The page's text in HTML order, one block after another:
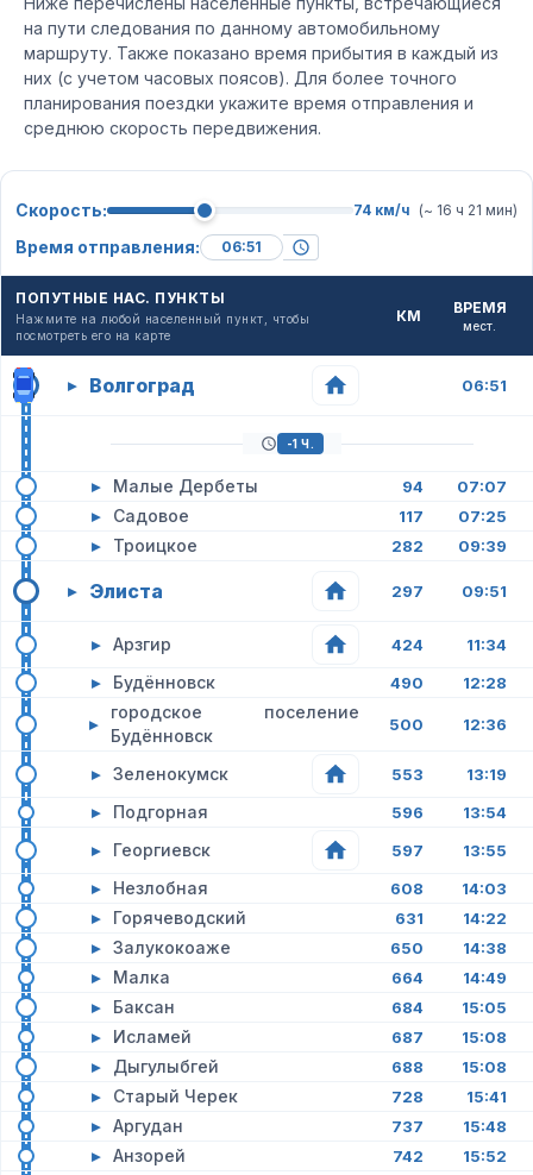
на пути следования по данному автомобильному
маршруту. Также показано время прибытия в каждый из
них (с учетом часовых поясов). Для более точного
планирования поездки укажите время отправления и
среднюю скорость передвижения.
Скорость: 74 км/ч (~ 16 ч 21 мин)
Время отправления:
ПОПУТНЫЕ НАС. ПУНКТЫ
Нажмите на любой населенный пункт, чтобы
посмотреть его на карте
КМ ВРЕМЯ
мест.
▸ Волгоград 06:51
-1 Ч.
▸ Малые Дербеты 94 07:07
▸ Садовое 117 07:25
▸ Троицкое 282 09:39
▸ Элиста 297 09:51
▸ Арзгир 424 11:34
▸ Будённовск 490 12:28
▸
городское поселение
Будённовск
500 12:36
▸ Зеленокумск 553 13:19
▸ Подгорная 596 13:54
▸ Георгиевск 597 13:55
▸ Незлобная 608 14:03
▸ Горячеводский 631 14:22
▸ Залукокоаже 650 14:38
▸ Малка 664 14:49
▸ Баксан 684 15:05
▸ Исламей 687 15:08
▸ Дыгулыбгей 688 15:08
▸ Старый Черек 728 15:41
▸ Аргудан 737 15:48
▸ Анзорей 742 15:52